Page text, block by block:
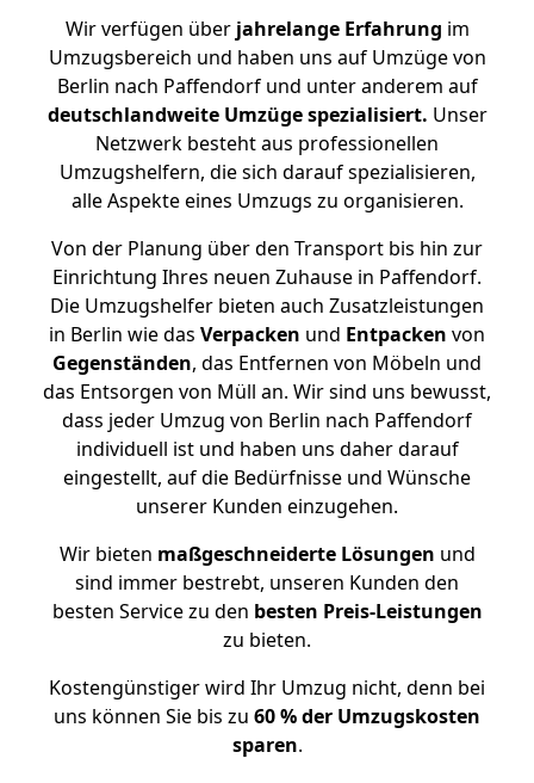
Wir verfügen überjahrelange Erfahrung im
Umzugsbereich und haben uns auf Umzüge von
Berlin nach Paffendorf und unter anderem auf
deutschlandweite Umzüge spezialisiert. Unser
Netzwerk besteht aus professionellen
Umzugshelfern, die sich darauf spezialisieren,
alle Aspekte eines Umzugs zu organisieren.
Von der Planung über den Transport bis hin zur
Einrichtung Ihres neuen Zuhause in Paffendorf.
Die Umzugshelfer bieten auch Zusatzleistungen
in Berlin wie das Verpacken und Entpacken von
Gegenständen, das Entfernen von Möbeln und
das Entsorgen von Müll an. Wir sind uns bewusst,
dass jeder Umzug von Berlin nach Paffendorf
individuell ist und haben uns daher darauf
eingestellt, auf die Bedürfnisse und Wünsche
unserer Kunden einzugehen.
Wir bieten maßgeschneiderte Lösungen und
sind immer bestrebt, unseren Kunden den
besten Service zu den besten Preis-Leistungen
zu bieten.
Kostengünstiger wird Ihr Umzug nicht, denn bei
uns können Sie bis zu 60 % der Umzugskosten
sparen.